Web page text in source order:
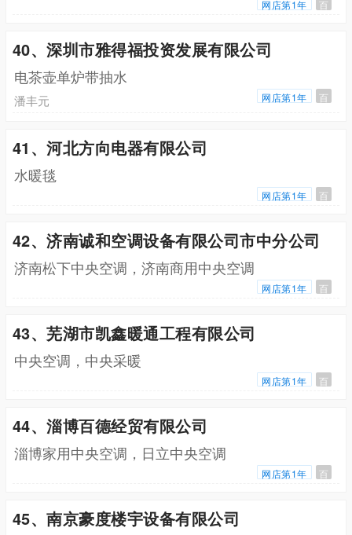
网店第1年 百
40、深圳市雅得福投资发展有限公司
电茶壶单炉带抽水
潘丰元 网店第1年 百
41、河北方向电器有限公司
水暖毯
网店第1年 百
42、济南诚和空调设备有限公司市中分公司
济南松下中央空调，济南商用中央空调
网店第1年 百
43、芜湖市凯鑫暖通工程有限公司
中央空调，中央采暖
网店第1年 百
44、淄博百德经贸有限公司
淄博家用中央空调，日立中央空调
网店第1年 百
45、南京豪度楼宇设备有限公司